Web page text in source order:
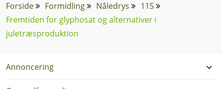
Forside Formidling Nåledrys
115
Fremtiden for glyphosat og alternativer i
juletræsproduktion
Annoncering